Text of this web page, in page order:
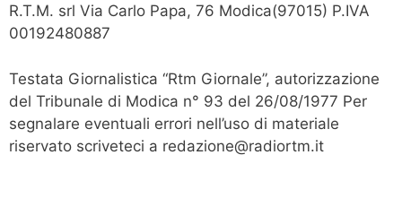
R.T.M. srl Via Carlo Papa, 76 Modica(97015) P.IVA
00192480887
Testata Giornalistica “Rtm Giornale”, autorizzazione
del Tribunale di Modica n° 93 del 26/08/1977 Per
segnalare eventuali errori nell’uso di materiale
riservato scriveteci a redazione@radiortm.it